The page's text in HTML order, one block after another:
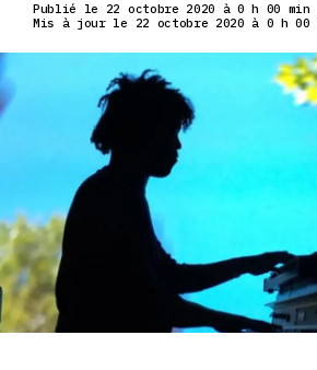
Publié le 22 octobre 2020 à 0 h 00 min
Mis à jour le 22 octobre 2020 à 0 h 00